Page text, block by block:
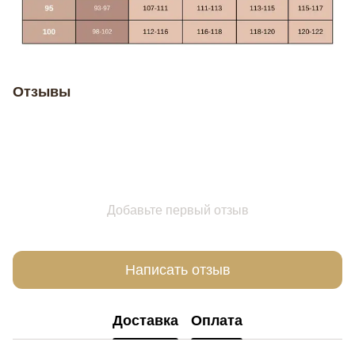
Отзывы
Добавьте первый отзыв
Написать отзыв
Доставка Оплата